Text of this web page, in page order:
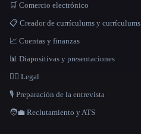
🛒 Comercio electrónico
📋 Creador de currículums y currículums
📈 Cuentas y finanzas
📊 Diapositivas y presentaciones
👩‍⚖️ Legal
🎙️ Preparación de la entrevista
🧑‍💼 Reclutamiento y ATS